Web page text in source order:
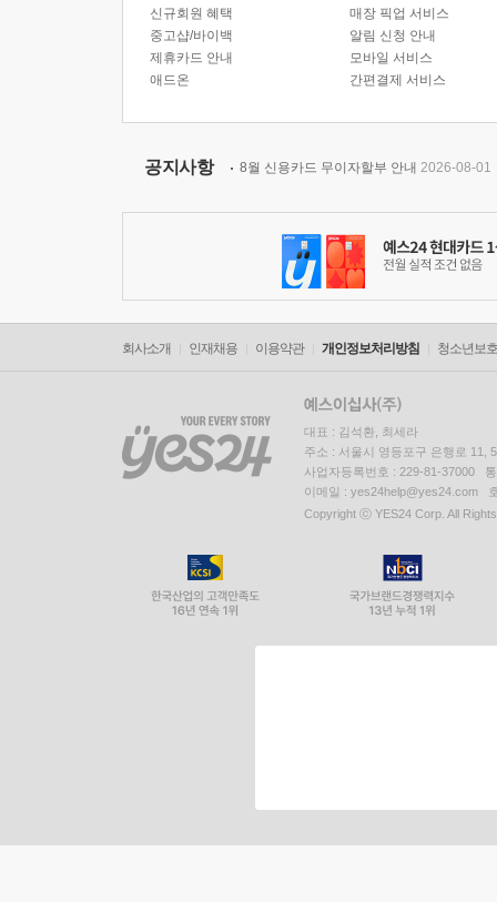
신규회원 혜택
중고샵/바이백
제휴카드 안내
애드온
매장 픽업 서비스
알림 신청 안내
모바일 서비스
간편결제 서비스
공지사항 8월 신용카드 무이자할부 안내 2026-08-01
회사소개 인재채용 이용약관 개인정보처리방침 청소년보
대표 : 김석환, 최세라
주소 : 서울시 영등포구 은행로 11,
사업자등록번호 : 229-81-37000
이메일 : yes24help@yes24.com
Copyright ⓒ YES24 Corp. All